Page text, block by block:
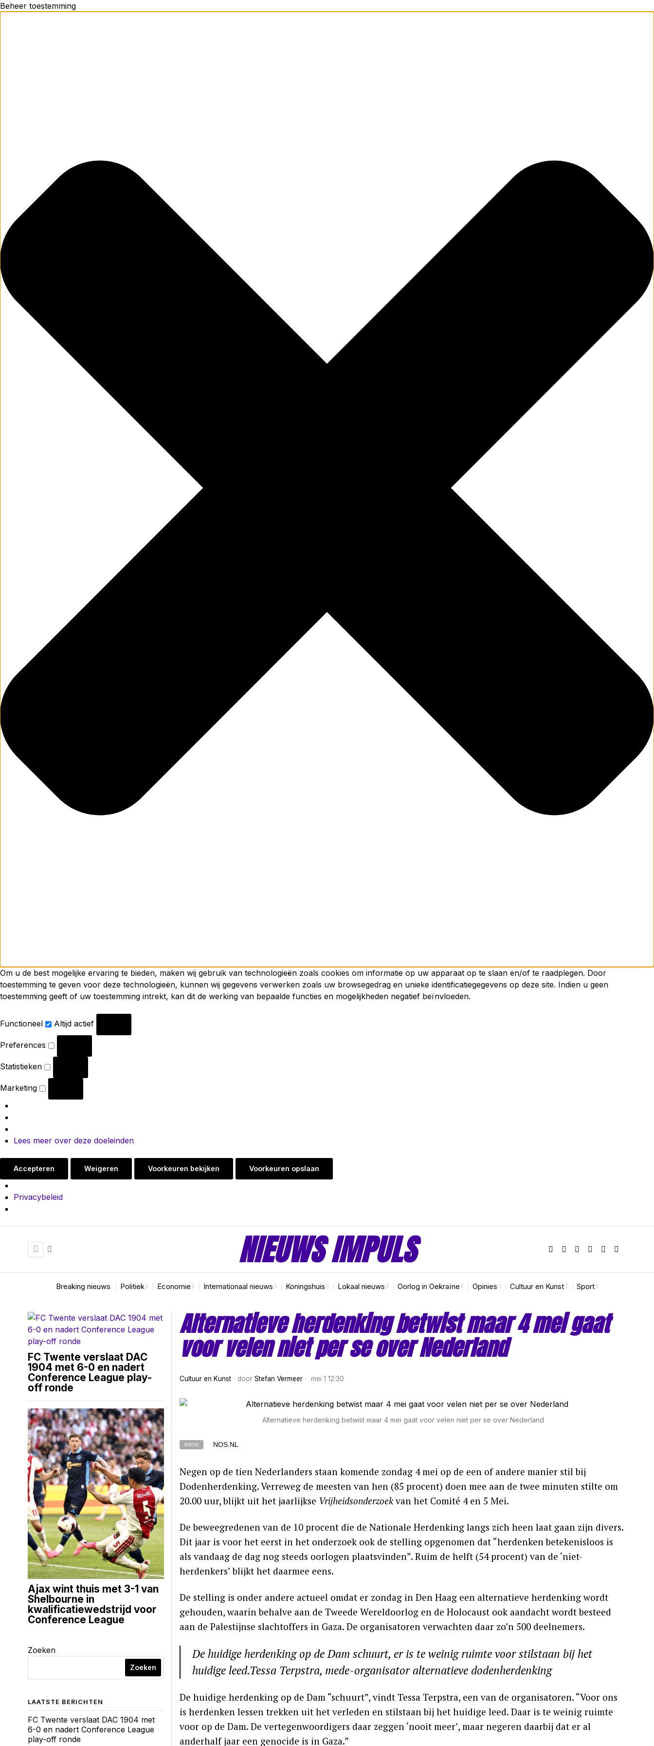
Beheer toestemming
Om u de best mogelijke ervaring te bieden, maken wij gebruik van technologieën zoals cookies om informatie op uw apparaat op te slaan en/of te raadplegen. Door
toestemming te geven voor deze technologieën, kunnen wij gegevens verwerken zoals uw browsegedrag en unieke identificatiegegevens op deze site. Indien u geen
toestemming geeft of uw toestemming intrekt, kan dit de werking van bepaalde functies en mogelijkheden negatief beïnvloeden.
Functioneel Functioneel
Altijd actief
Preferences
Statistieken
Marketing
Lees meer over deze doeleinden
Accepteren Weigeren Voorkeuren bekijken Voorkeuren opslaan
Privacybeleid
NIEUWS IMPULS
Breaking nieuws Politiek Economie Internationaal nieuws Koningshuis Lokaal nieuws Oorlog in Oekraïne Opinies Cultuur en Kunst Sport
Alternatieve herdenking betwist maar 4 mei gaat
voor velen niet per se over Nederland
Cultuur en Kunst door Stefan Vermeer mei 1 12:30
Alternatieve herdenking betwist maar 4 mei gaat voor velen niet per se over Nederland
BRON NOS.NL
Negen op de tien Nederlanders staan komende zondag 4 mei op de een of andere manier stil bij
Dodenherdenking. Verreweg de meesten van hen (85 procent) doen mee aan de twee minuten stilte om
20.00 uur, blijkt uit het jaarlijkse Vrijheidsonderzoekvan het Comité 4 en 5 Mei.
De beweegredenen van de 10 procent die de Nationale Herdenking langs zich heen laat gaan zijn divers.
Dit jaar is voor het eerst in het onderzoek ook de stelling opgenomen dat “herdenken betekenisloos is
als vandaag de dag nog steeds oorlogen plaatsvinden”. Ruim de helft (54 procent) van de ‘niet-
herdenkers’ blijkt het daarmee eens.
De stelling is onder andere actueel omdat er zondag in Den Haag een alternatieve herdenking wordt
gehouden, waarin behalve aan de Tweede Wereldoorlog en de Holocaust ook aandacht wordt besteed
aan de Palestijnse slachtoffers in Gaza. De organisatoren verwachten daar zo’n 500 deelnemers.
De huidige herdenking op de Dam schuurt, er is te weinig ruimte voor stilstaan bij het
huidige leed.Tessa Terpstra, mede-organisator alternatieve dodenherdenking
De huidige herdenking op de Dam “schuurt”, vindt Tessa Terpstra, een van de organisatoren. “Voor ons
is herdenken lessen trekken uit het verleden en stilstaan bij het huidige leed. Daar is te weinig ruimte
voor op de Dam. De vertegenwoordigers daar zeggen ‘nooit meer’, maar negeren daarbij dat er al
anderhalf jaar een genocide is in Gaza.”
FC Twente verslaat DAC
1904 met 6-0 en nadert
Conference League play-
off ronde
Ajax wint thuis met 3-1 van
Shelbourne in
kwalificatiewedstrijd voor
Conference League
Zoeken
Zoeken
LAATSTE BERICHTEN
FC Twente verslaat DAC 1904 met
6-0 en nadert Conference League
play-off ronde